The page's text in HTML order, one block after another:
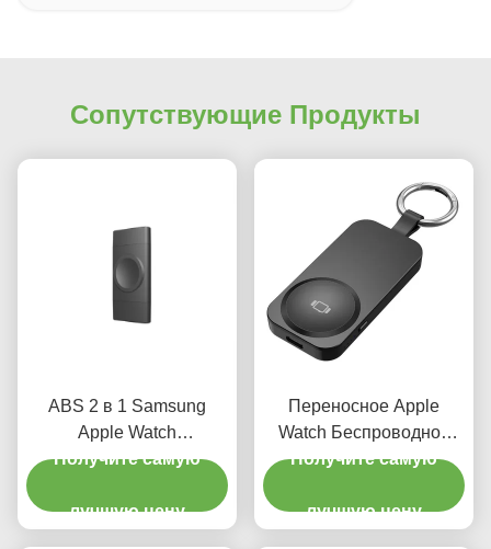
Сопутствующие Продукты
ABS 2 в 1 Samsung
Apple Watch
Беспроводное зарядное
Магнитное зарядное
Получите самую
лучшую цену
Переносное Apple
Watch Беспроводное
зарядное устройство
зарядная станция Apple
Получите самую
лучшую цену